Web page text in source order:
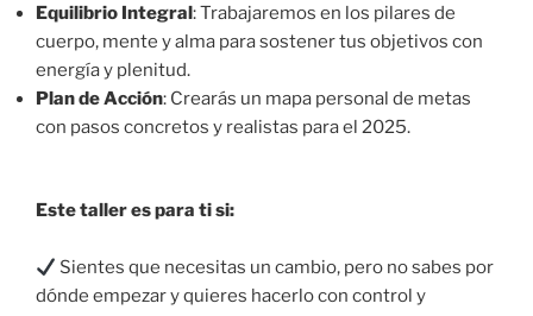
Equilibrio Integral: Trabajaremos en los pilares de
cuerpo, mente y alma para sostener tus objetivos con
energía y plenitud.
Plan de Acción: Crearás un mapa personal de metas
con pasos concretos y realistas para el 2025.
Este taller es para ti si:
Sientes que necesitas un cambio, pero no sabes por
dónde empezar y quieres hacerlo con control y